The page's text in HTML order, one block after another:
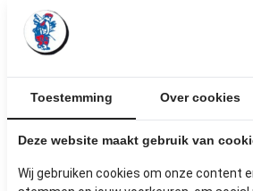
Toestemming Over cookies
Deze website maakt gebruik van
Wij gebruiken cookies om onze content